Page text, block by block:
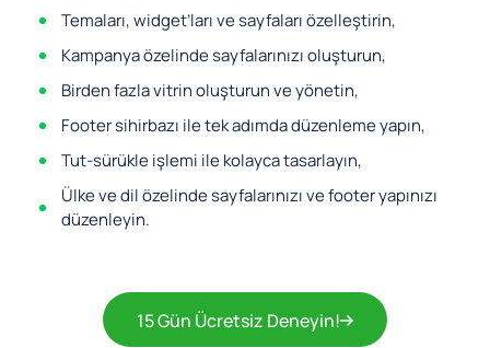
Temaları, widget’ları ve sayfaları özelleştirin,
Kampanya özelinde sayfalarınızı oluşturun,
Birden fazla vitrin oluşturun ve yönetin,
Footer sihirbazı ile tek adımda düzenleme yapın,
Tut-sürükle işlemi ile kolayca tasarlayın,
Ülke ve dil özelinde sayfalarınızı ve footer yapınızı
düzenleyin.
15 Gün Ücretsiz Deneyin!